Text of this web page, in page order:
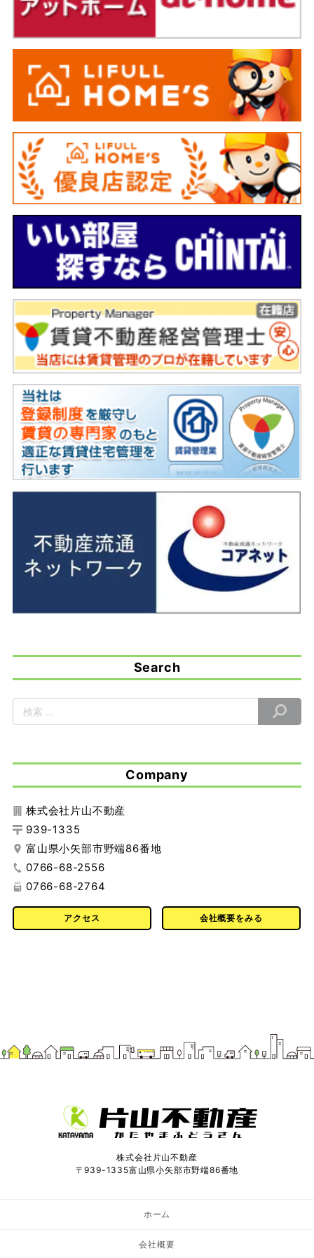
Search
Company
株式会社片山不動産
939-1335
富山県小矢部市野端86番地
0766-68-2556
0766-68-2764
アクセス 会社概要をみる
株式会社片山不動産
〒939-1335富山県小矢部市野端86番地
ホーム
会社概要